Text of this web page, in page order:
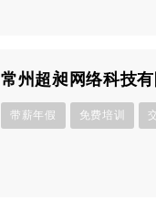
常州超昶网络科技有
带薪年假 免费培训